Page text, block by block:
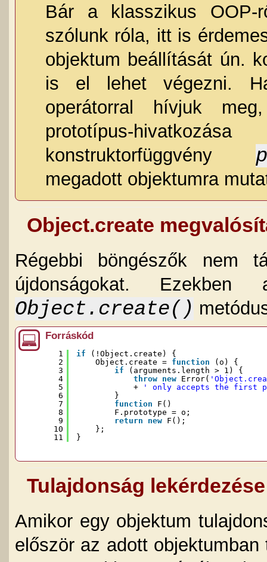
Bár a klasszikus OOP-
szólunk róla, itt is
objektum beállítását ún.
is el lehet végezni.
operátorral hívjuk
prototípus-
konstruktorfüggvény
megadott objektumra
Object.create
Régebbi böngészők nem
újdonságokat.
Object.create()
Forráskód
1
2
3
4
5
6
7
8
9
10
11
if
(!Object.create) {
Object.create = function
(o) {
if
(arguments.length > 1) {
throw
new Error(
+
' only accepts the first
}
function
F()
F.prototype = o;
return
new
F();
};
}
Tulajdonság
Amikor egy objektum
először az adott